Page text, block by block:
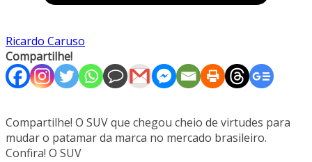
Ricardo Caruso
Compartilhe!
Compartilhe! O SUV que chegou cheio de virtudes para
mudar o patamar da marca no mercado brasileiro.
Confira! O SUV